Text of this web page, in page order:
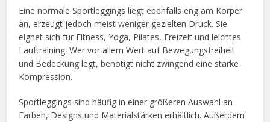
Eine normale Sportleggings liegt ebenfalls eng am Körper
an, erzeugt jedoch meist weniger gezielten Druck. Sie
eignet sich für Fitness, Yoga, Pilates, Freizeit und leichtes
Lauftraining. Wer vor allem Wert auf Bewegungsfreiheit
und Bedeckung legt, benötigt nicht zwingend eine starke
Kompression.
Sportleggings sind häufig in einer größeren Auswahl an
Farben, Designs und Materialstärken erhältlich. Außerdem